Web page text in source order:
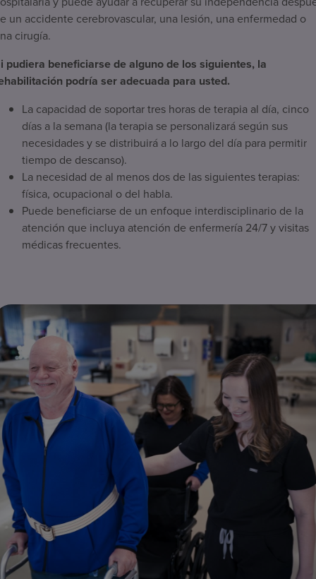
un accidente cerebrovascular, una lesión, una enfermedad o
cirugía.
pudiera beneficiarse de alguno de los siguientes, la
podría ser adecuada para usted.
La capacidad de soportar tres horas de terapia al día, cinco
días a la semana (la terapia se personalizará según sus
necesidades y se distribuirá a lo largo del día para permitir
tiempo de descanso).
La necesidad de al menos dos de las siguientes terapias:
física, ocupacional o del habla.
Puede beneficiarse de un enfoque interdisciplinario de la
atención que incluya atención de enfermería 24/7 y visitas
médicas frecuentes.